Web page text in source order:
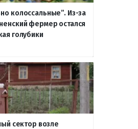
колоссальные”. Из-за
фермер остался
голубики
сектор возле